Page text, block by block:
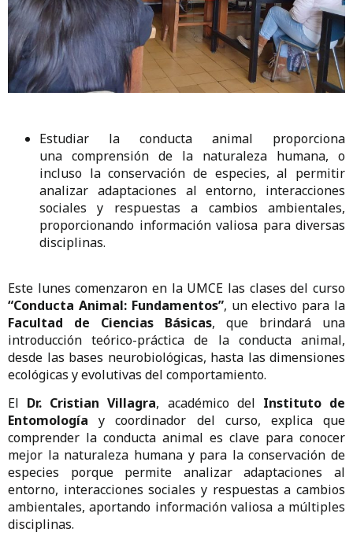
Estudiar la conducta animal proporciona
una comprensión de la naturaleza humana, o
incluso la conservación de especies, al permitir
analizar adaptaciones al entorno, interacciones
sociales y respuestas a cambios ambientales,
proporcionando información valiosa para diversas
disciplinas.
Este lunes comenzaron en la UMCE las clases del curso
“Conducta Animal: Fundamentos”, un electivo para la
Facultad de Ciencias Básicas, que brindará una
introducción teórico-práctica de la conducta animal,
desde las bases neurobiológicas, hasta las dimensiones
ecológicas y evolutivas del comportamiento.
El Dr. Cristian Villagra, académico del Instituto de
Entomología y coordinador del curso, explica que
comprender la conducta animal es clave para conocer
mejor la naturaleza humana y para la conservación de
especies porque permite analizar adaptaciones al
entorno, interacciones sociales y respuestas a cambios
ambientales, aportando información valiosa a múltiples
disciplinas.